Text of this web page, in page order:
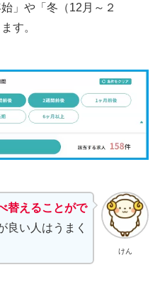
」や「冬（12月～２
す。
けん
替えることがで
良い人はうまく